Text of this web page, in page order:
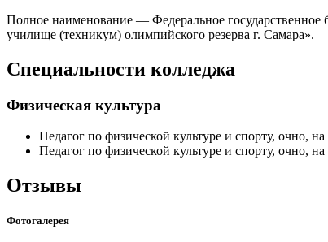
Полное наименование — Федеральное государственное
училище (техникум) олимпийского резерва г. Самара».
Специальности колледжа
Физическая культура
Педагог по физической культуре и спорту, очно,
Педагог по физической культуре и спорту, очно,
Отзывы
Фотогалерея